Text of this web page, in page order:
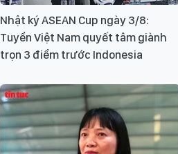
Nhật ký ASEAN Cup ngày 3/8:
Tuyển Việt Nam quyết tâm giành
trọn 3 điểm trước Indonesia